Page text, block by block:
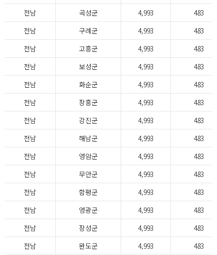
전남
곡성군 4,993
483
전남
구례군 4,993
483
전남
고흥군 4,993
483
전남
보성군 4,993
483
전남
화순군 4,993
483
전남
장흥군 4,993
483
전남
강진군 4,993
483
전남
해남군 4,993
483
전남
영암군 4,993
483
전남
무안군 4,993
483
전남
함평군 4,993
483
전남
영광군 4,993
483
전남
장성군 4,993
483
전남
완도군 4,993
483